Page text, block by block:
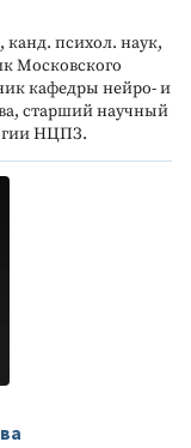
психол. наук,
Московского
кафедры нейро- и
старший научный
НЦПЗ.